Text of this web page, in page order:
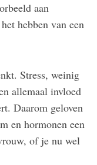
aan
hebben van een
Stress, weinig
allemaal invloed
Daarom geloven
en hormonen een
of je nu wel